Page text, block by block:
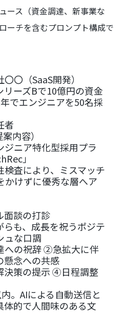
ース（資金調達、新事業な
ーチを含むプロンプト構成で
〇（SaaS開発）
リーズBで10億円の資金
でエンジニアを50名採
者
内容）
ジニア特化型採用プラ
」
検査により、ミスマッチ
かけずに優秀な層へア
面談の打診
らも、成長を祝うポジテ
ュな口調
への祝辞 ②急拡大に伴
懸念への共感
策の提示 ④日程調整
。AIによる自動送信と
体的で人間味のある文